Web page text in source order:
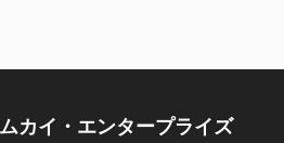
カイ・エンタープライズ